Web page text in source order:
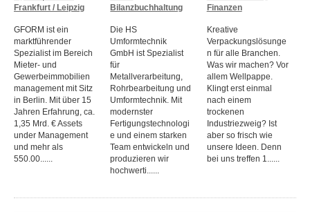
Frankfurt / Leipzig
GFORM ist ein
marktführender
Spezialist im Bereich
Mieter- und
Gewerbeimmobilien
management mit Sitz
in Berlin. Mit über 15
Jahren Erfahrung, ca.
1,35 Mrd. € Assets
under Management
und mehr als
550.00......
Bilanzbuchhaltung
Die HS
Umformtechnik
GmbH ist Spezialist
für
Metallverarbeitung,
Rohrbearbeitung und
Umformtechnik. Mit
modernster
Fertigungstechnologi
e und einem starken
Team entwickeln und
produzieren wir
hochwerti......
Finanzen
Kreative
Verpackungslösunge
n für alle Branchen.
Was wir machen? Vor
allem Wellpappe.
Klingt erst einmal
nach einem
trockenen
Industriezweig? Ist
aber so frisch wie
unsere Ideen. Denn
bei uns treffen 1......